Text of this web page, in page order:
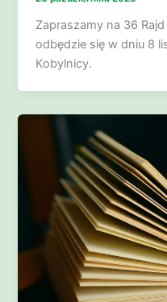
Zapraszamy na 36
odbędzie się w dniu 8
Kobylnicy.